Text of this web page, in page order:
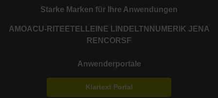
Starke Marken für Ihre Anwendungen
AMOACU-RITE ETEL LEINE LINDE LTN NUMERIK JENA
RENCORSF
Anwenderportale
Klartext Portal